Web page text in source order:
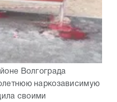
Волгограда
наркозависимую
своими